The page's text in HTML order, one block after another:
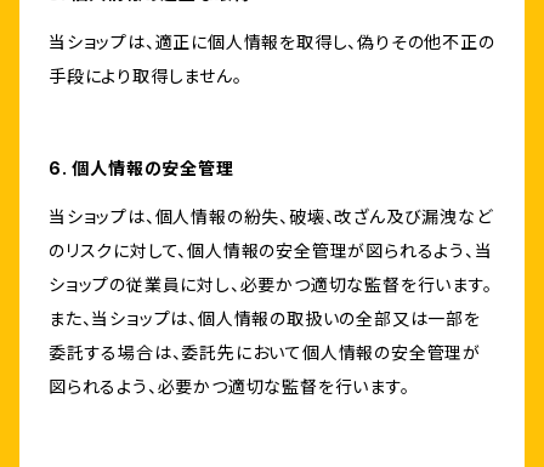
当ショップは、適正に個人情報を取得し、偽りその他不正の
手段により取得しません。
6. 個人情報の安全管理
当ショップは、個人情報の紛失、破壊、改ざん及び漏洩など
のリスクに対して、個人情報の安全管理が図られるよう、当
ショップの従業員に対し、必要かつ適切な監督を行います。
また、当ショップは、個人情報の取扱いの全部又は一部を
委託する場合は、委託先において個人情報の安全管理が
図られるよう、必要かつ適切な監督を行います。